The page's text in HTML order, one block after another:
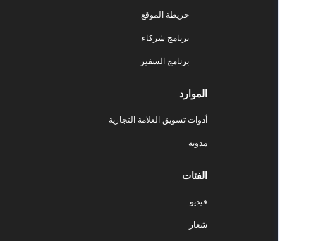
خريطة الموقع
برنامج شركاء
برنامج السفير
أدوات تسويق العلامة التجارية